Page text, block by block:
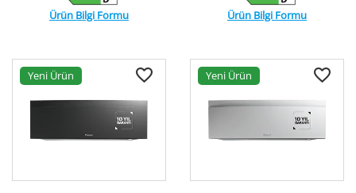
Ürün Bilgi Formu Ürün Bilgi Formu
Yeni Ürün Yeni Ürün